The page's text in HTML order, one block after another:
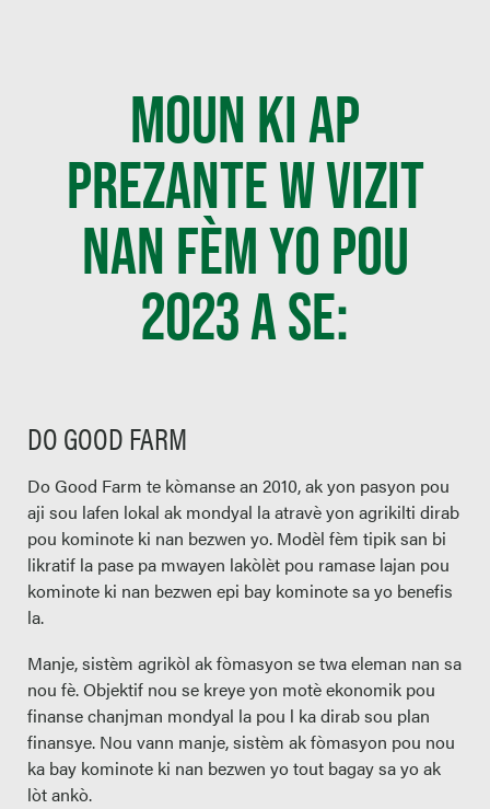
MOUN KI AP
PREZANTE W VIZIT
NAN FÈM YO POU
2023 A SE:
DO GOOD FARM
Do Good Farm te kòmanse an 2010, ak yon pasyon pou
aji sou lafen lokal ak mondyal la atravè yon agrikilti dirab
pou kominote ki nan bezwen yo. Modèl fèm tipik san bi
likratif la pase pa mwayen lakòlèt pou ramase lajan pou
kominote ki nan bezwen epi bay kominote sa yo benefis
la.
Manje, sistèm agrikòl ak fòmasyon se twa eleman nan sa
nou fè. Objektif nou se kreye yon motè ekonomik pou
finanse chanjman mondyal la pou l ka dirab sou plan
finansye. Nou vann manje, sistèm ak fòmasyon pou nou
ka bay kominote ki nan bezwen yo tout bagay sa yo ak
lòt ankò.